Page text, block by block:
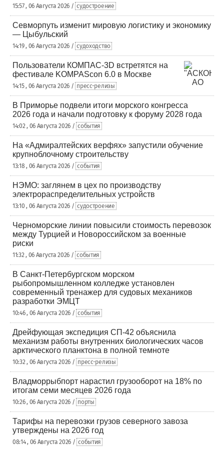
15:57 , 06 Августа 2026 / судостроение
Севморпуть изменит мировую логистику и экономику
— Цыбульский
14:19 , 06 Августа 2026 / судоходство
Пользователи КОМПАС-3D встретятся на
фестивале KOMPAScon 6.0 в Москве
14:15 , 06 Августа 2026 / пресс-релизы
В Приморье подвели итоги морского конгресса
2026 года и начали подготовку к форуму 2028 года
14:02 , 06 Августа 2026 / события
На «Адмиралтейских верфях» запустили обучение
крупноблочному строительству
13:18 , 06 Августа 2026 / события
НЭМО: заглянем в цех по производству
электрораспределительных устройств
13:10 , 06 Августа 2026 / судостроение
Черноморские линии повысили стоимость перевозок
между Турцией и Новороссийском за военные
риски
11:32 , 06 Августа 2026 / события
В Санкт-Петербургском морском
рыбопромышленном колледже установлен
современный тренажер для судовых механиков
разработки ЭМЦТ
10:46 , 06 Августа 2026 / события
Дрейфующая экспедиция СП-42 объяснила
механизм работы внутренних биологических часов
арктического планктона в полной темноте
10:32 , 06 Августа 2026 / пресс-релизы
Владморрыбпорт нарастил грузооборот на 18% по
итогам семи месяцев 2026 года
10:26 , 06 Августа 2026 / порты
Тарифы на перевозки грузов северного завоза
утверждены на 2026 год
08:14 , 06 Августа 2026 / события